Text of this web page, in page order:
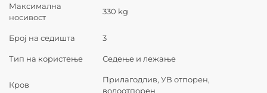
Максимална
носивост
330 kg
Број на седишта 3
Тип на користење Седење и лежање
Кров
Прилагодлив, УВ отпорен,
водоотпорен